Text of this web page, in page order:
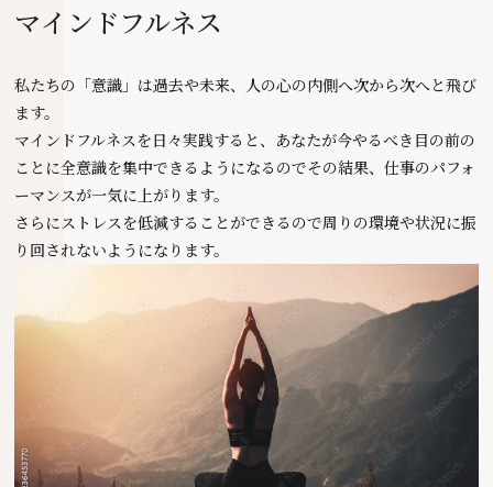
マインドフルネス
私たちの「意識」は過去や未来、人の心の内側へ次から次へと飛び
ます。
マインドフルネスを日々実践すると、あなたが今やるべき目の前の
ことに全意識を集中できるようになるのでその結果、仕事のパフォ
ーマンスが一気に上がります。
さらにストレスを低減することができるので周りの環境や状況に振
り回されないようになります。